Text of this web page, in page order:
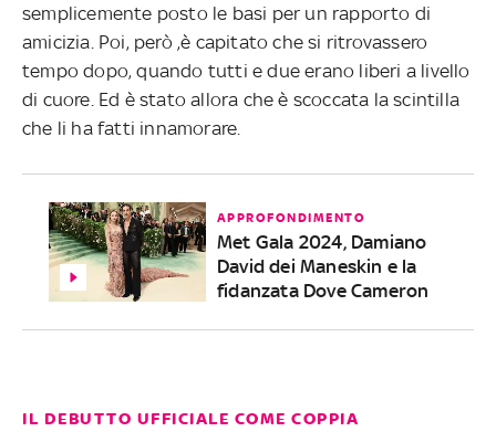
semplicemente posto le basi per un rapporto di
amicizia. Poi, però ,è capitato che si ritrovassero
tempo dopo, quando tutti e due erano liberi a livello
di cuore. Ed è stato allora che è scoccata la scintilla
che li ha fatti innamorare.
APPROFONDIMENTO
Met Gala 2024, Damiano
David dei Maneskin e la
fidanzata Dove Cameron
IL DEBUTTO UFFICIALE COME COPPIA